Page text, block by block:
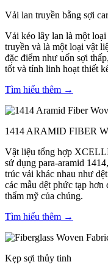
Vải lan truyền bằng sợi
Vải kéo lây lan là một
truyền và là một loại vật
đặc điểm như uốn sợi
tốt và tính linh hoạt thiết
Tìm hiểu thêm →
1414 ARAMID FIBER
Vật liệu tổng hợp
sử dụng para-aramid
trúc vải khác nhau như
các mẫu dệt phức tạp
thẩm mỹ của chúng.
Tìm hiểu thêm →
Kẹp sợi thủy tinh